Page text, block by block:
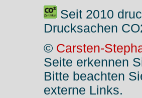
Seit 2010
Drucksachen
© Carsten-
Seite erkennen
Bitte beachten
externe Links.